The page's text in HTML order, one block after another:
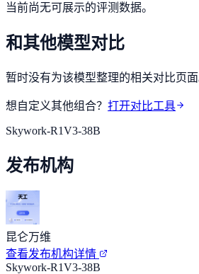
当前尚无可展示的评测数据。
和其他模型对比
暂时没有为该模型整理的相关对比页面
想自定义其他组合？ 打开对比工具
Skywork-R1V3-38B
发布机构
昆仑万维
查看发布机构详情
Skywork-R1V3-38B